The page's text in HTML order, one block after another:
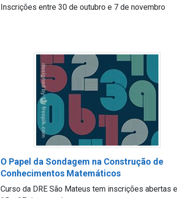
Inscrições entre 30 de outubro e 7 de novembro
O Papel da Sondagem na Construção de
Conhecimentos Matemáticos
Curso da DRE São Mateus tem inscrições abertas